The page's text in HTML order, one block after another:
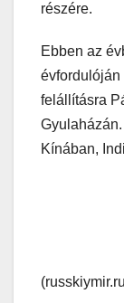
részére.
Ebben az
felállításra
Kínában,